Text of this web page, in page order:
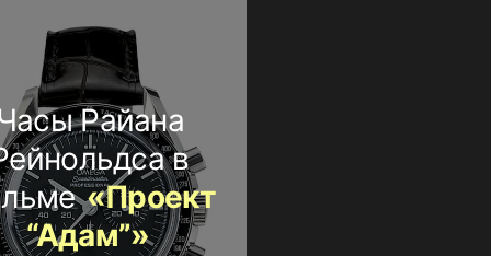
Райана
в
«Проект
“Адам”»